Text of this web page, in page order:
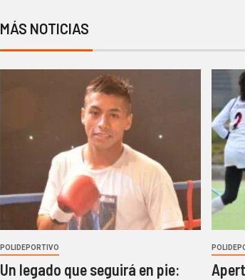
MÁS NOTICIAS
POLIDEPORTIVO
Un legado que seguirá en pie: